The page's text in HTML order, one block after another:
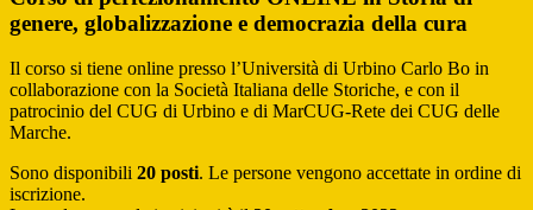
genere, globalizzazione e democrazia della cura
Il corso si tiene online presso l’Università di Urbino Carlo Bo in
collaborazione con la Società Italiana delle Storiche, e con il
patrocinio del CUG di Urbino e di MarCUG-Rete dei CUG delle
Marche.
Sono disponibili 20 posti. Le persone vengono accettate in ordine di
iscrizione.